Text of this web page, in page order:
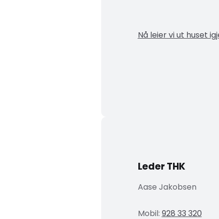
Nå leier vi ut huset
Leder THK
Aase Jakobsen
Mobil: 928 33 320